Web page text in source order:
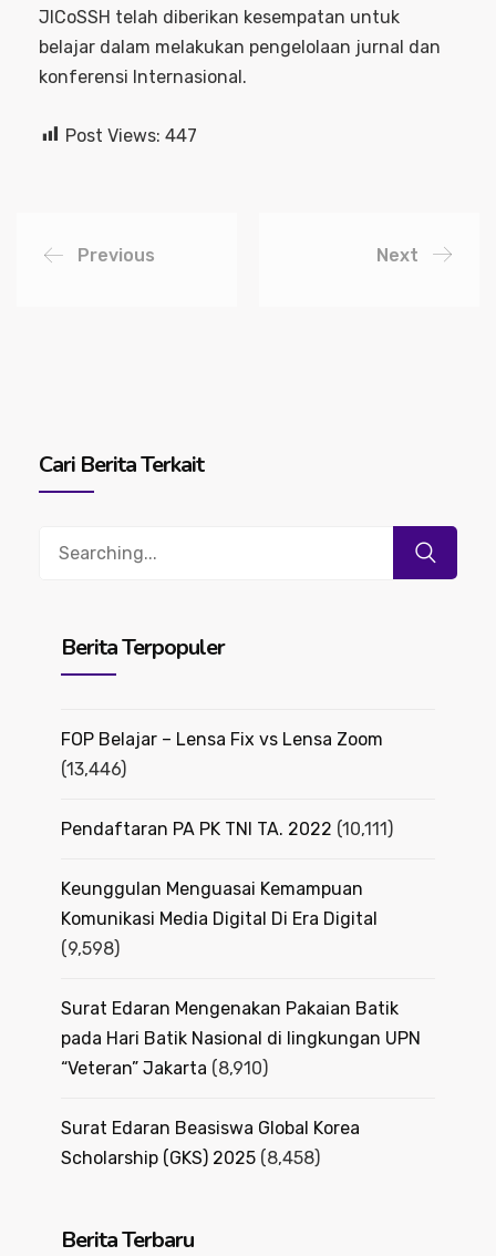
JICoSSH telah diberikan kesempatan untuk
belajar dalam melakukan pengelolaan jurnal dan
konferensi Internasional.
Post Views: 447
Previous Next
Cari Berita Terkait
Berita Terpopuler
FOP Belajar – Lensa Fix vs Lensa Zoom
(13,446)
Pendaftaran PA PK TNI TA. 2022 (10,111)
Keunggulan Menguasai Kemampuan
Komunikasi Media Digital Di Era Digital
(9,598)
Surat Edaran Mengenakan Pakaian Batik
pada Hari Batik Nasional di lingkungan UPN
“Veteran” Jakarta (8,910)
Surat Edaran Beasiswa Global Korea
Scholarship (GKS) 2025 (8,458)
Berita Terbaru